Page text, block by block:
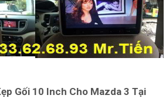
Gối 10 Inch Cho Mazda 3 Tại